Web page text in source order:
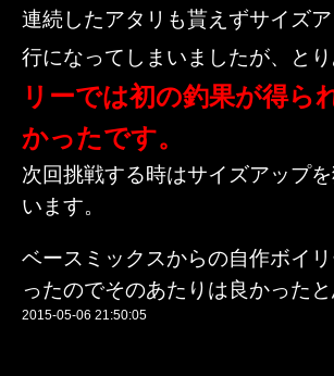
連続したアタリも貰えずサイズ
行になってしまいましたが、と
リーでは初の釣果が得ら
かったです。
次回挑戦する時はサイズアップ
います。
ベースミックスからの自作ボイ
ったのでそのあたりは良かったと
2015-05-06 21:50:05